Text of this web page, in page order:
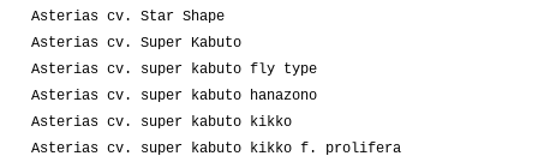
Asterias cv. Star Shape
Asterias cv. Super Kabuto
Asterias cv. super kabuto fly type
Asterias cv. super kabuto hanazono
Asterias cv. super kabuto kikko
Asterias cv. super kabuto kikko f. prolifera